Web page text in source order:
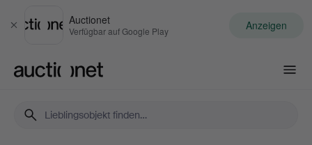
Schließen
Auctionet
Verfügbar auf Google Play Anzeigen